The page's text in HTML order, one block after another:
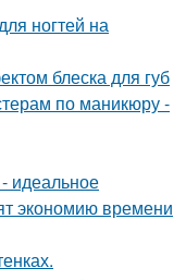
ногтей на
блеска для губ
по маникюру -
идеальное
экономию времени